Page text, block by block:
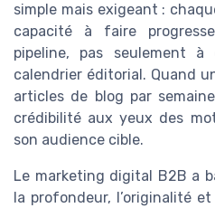
simple mais exigeant :
capacité à faire
pipeline, pas seulement
calendrier éditorial. Quand
articles de blog par
crédibilité aux yeux des
son audience cible.
Le marketing digital B2B a
la profondeur, l’originalité